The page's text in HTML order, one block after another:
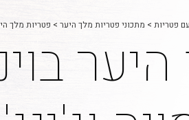
פטריות > מתכוני פטריות מלך היער > פטריות מלך